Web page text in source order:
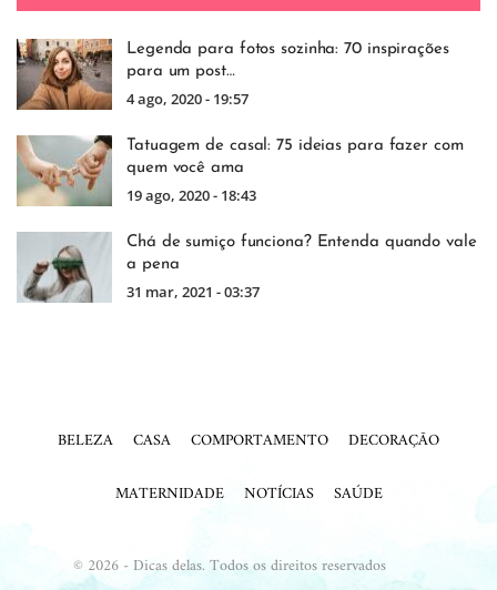
Legenda para fotos sozinha: 70 inspirações
para um post…
4 ago, 2020 - 19:57
Tatuagem de casal: 75 ideias para fazer com
quem você ama
19 ago, 2020 - 18:43
Chá de sumiço funciona? Entenda quando vale
a pena
31 mar, 2021 - 03:37
BELEZA CASA COMPORTAMENTO
DECORAÇÃO
MATERNIDADE
NOTÍCIAS SAÚDE
© 2026 - Dicas delas. Todos os direitos reservados